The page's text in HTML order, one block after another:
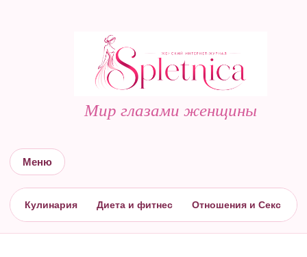
Мир глазами женщины
Меню
Кулинария Диета и фитнес Отношения и Секс